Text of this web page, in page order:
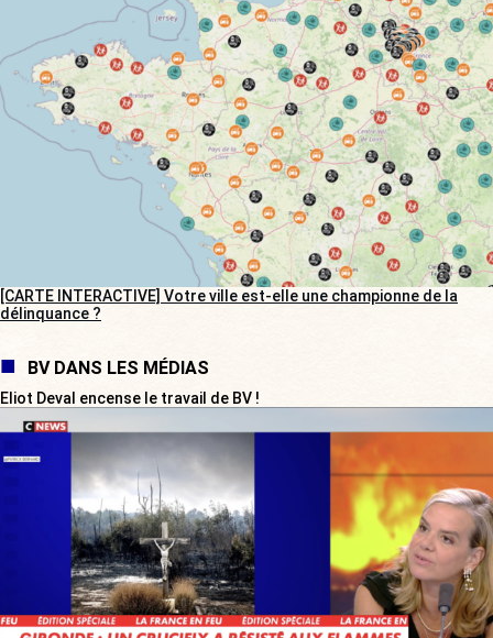
[CARTE INTERACTIVE] Votre ville est-elle une championne de la
délinquance ?
BV DANS LES MÉDIAS
Eliot Deval encense le travail de BV !